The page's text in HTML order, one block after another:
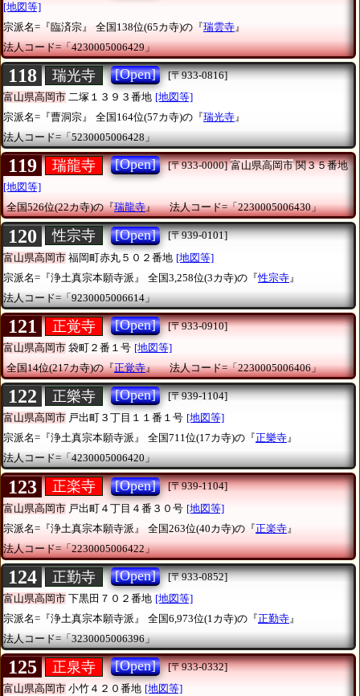
[地図等]
宗派名=『臨済宗』
全国138位(65カ寺)の『瑞雲寺 』
法人コード=「4230005006429」
118 瑞光寺 [Open]
[〒933-0816]
富山県高岡市 二塚１３９３番地 [地図等]
宗派名=『曹洞宗』
全国164位(57カ寺)の『瑞光寺』
法人コード=「5230005006428」
119 瑞龍寺 [Open] [〒933-0000] 富山県高岡市関３５番地
[地図等]
全国526位(22カ寺)の『瑞龍寺』 法人コード=「2230005006430」
120 性宗寺 [Open]
[〒939-0101]
富山県高岡市 福岡町赤丸５０２番地 [地図等]
宗派名=『浄土真宗本願寺派』
全国3,258位(3カ寺)の『性宗寺 』
法人コード=「9230005006614」
121 正覚寺 [Open]
[〒933-0910]
富山県高岡市 袋町２番１号 [地図等]
全国14位(217カ寺)の『正覚寺』 法人コード=「2230005006406」
122 正樂寺 [Open]
[〒939-1104]
富山県高岡市 戸出町３丁目１１番１号 [地図等]
宗派名=『浄土真宗本願寺派』
全国711位(17カ寺)の『正樂寺』
法人コード=「4230005006420」
123 正楽寺 [Open]
[〒939-1104]
富山県高岡市 戸出町４丁目４番３０号 [地図等]
宗派名=『浄土真宗本願寺派』
全国263位(40カ寺)の『正楽寺 』
法人コード=「2230005006422」
124 正勤寺 [Open]
[〒933-0852]
富山県高岡市 下黒田７０２番地 [地図等]
宗派名=『浄土真宗本願寺派』
全国6,973位(1カ寺)の『正勤寺』
法人コード=「3230005006396」
125 正泉寺 [Open]
[〒933-0332]
富山県高岡市 小竹４２０番地 [地図等]